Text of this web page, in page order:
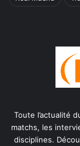
Toute l’actualité
matchs, les
disciplines.